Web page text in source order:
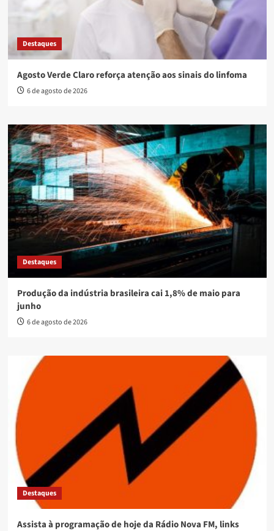
Destaques
Agosto Verde Claro reforça atenção aos sinais do linfoma
6 de agosto de 2026
Destaques
Produção da indústria brasileira cai 1,8% de maio para
junho
6 de agosto de 2026
Destaques
Assista à programação de hoje da Rádio Nova FM, links